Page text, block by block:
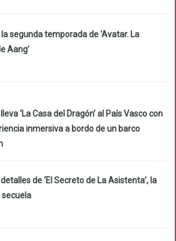
segunda temporada de ‘Avatar. La
Aang’
‘La Casa del Dragón’ al País Vasco con
inmersiva a bordo de un barco
de ‘El Secreto de La Asistenta’, la